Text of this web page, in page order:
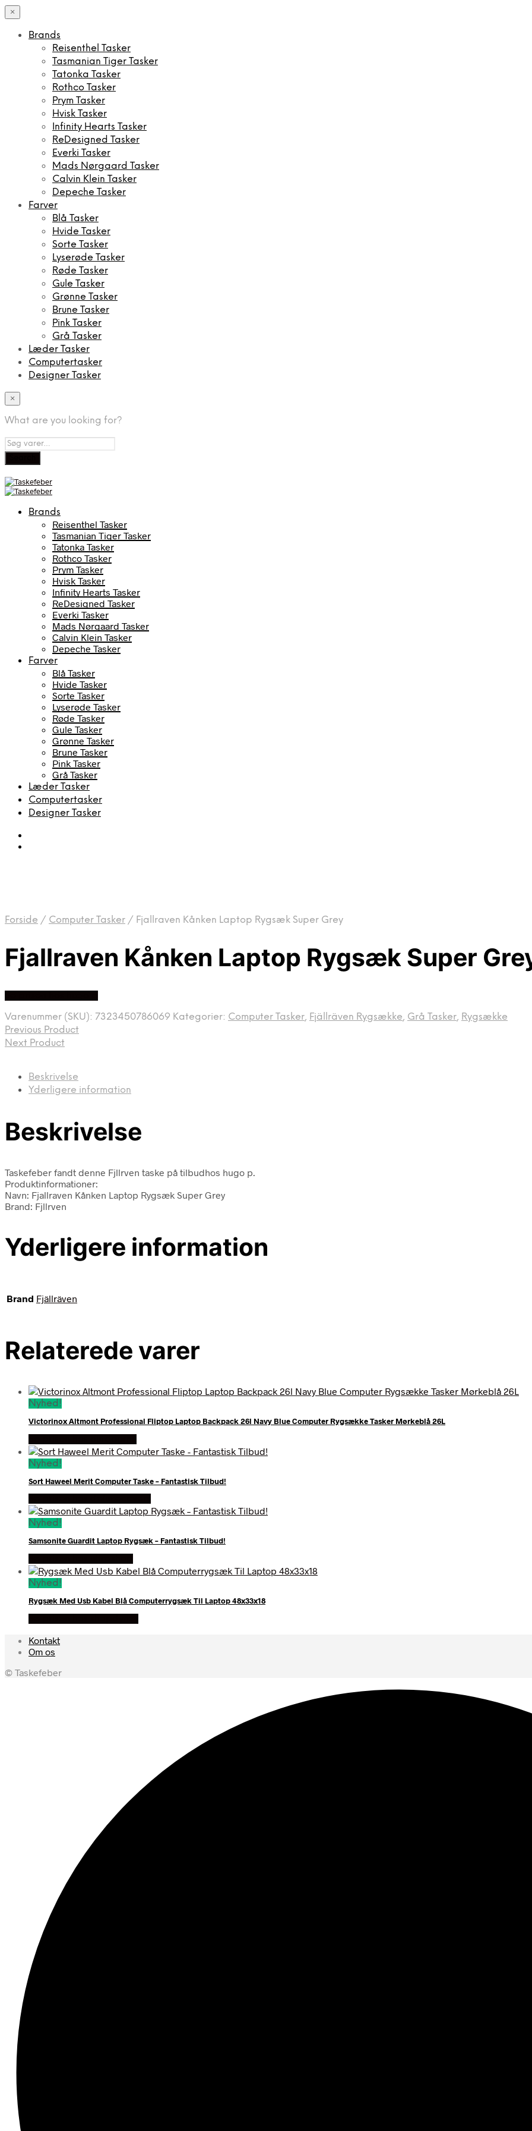
×
Brands
Reisenthel Tasker
Tasmanian Tiger Tasker
Tatonka Tasker
Rothco Tasker
Prym Tasker
Hvisk Tasker
Infinity Hearts Tasker
ReDesigned Tasker
Everki Tasker
Mads Nørgaard Tasker
Calvin Klein Tasker
Depeche Tasker
Farver
Blå Tasker
Hvide Tasker
Sorte Tasker
Lyserøde Tasker
Røde Tasker
Gule Tasker
Grønne Tasker
Brune Tasker
Pink Tasker
Grå Tasker
Læder Tasker
Computertasker
Designer Tasker
×
What are you looking for?
Brands
Reisenthel Tasker
Tasmanian Tiger Tasker
Tatonka Tasker
Rothco Tasker
Prym Tasker
Hvisk Tasker
Infinity Hearts Tasker
ReDesigned Tasker
Everki Tasker
Mads Nørgaard Tasker
Calvin Klein Tasker
Depeche Tasker
Farver
Blå Tasker
Hvide Tasker
Sorte Tasker
Lyserøde Tasker
Røde Tasker
Gule Tasker
Grønne Tasker
Brune Tasker
Pink Tasker
Grå Tasker
Læder Tasker
Computertasker
Designer Tasker
Forside / Computer Tasker / Fjallraven Kånken Laptop Rygsæk Super Grey
Fjallraven Kånken Laptop Rygsæk Super
Varenummer (SKU): 7323450786069 Kategorier: Computer Tasker, Fjällräven Rygsække, Grå Tasker, Rygsække
Previous Product
Next Product
Beskrivelse
Yderligere information
Beskrivelse
Taskefeber fandt denne Fjllrven taske på tilbudhos hugo p.
Produktinformationer:
Navn: Fjallraven Kånken Laptop Rygsæk Super Grey
Brand: Fjllrven
Yderligere information
Brand Fjällräven
Relaterede varer
Nyhed!
Victorinox Altmont Professional Fliptop Laptop Backpack 26l Navy Blue Computer Rygsække Tasker Mørkeblå 26L
Nyhed!
Sort Haweel Merit Computer Taske – Fantastisk Tilbud!
Nyhed!
Samsonite Guardit Laptop Rygsæk – Fantastisk Tilbud!
Nyhed!
Rygsæk Med Usb Kabel Blå Computerrygsæk Til Laptop 48x33x18
Kontakt
Om os
© Taskefeber